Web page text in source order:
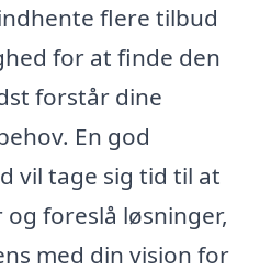
flere tilbud
for at finde den
forstår dine
En god
vil tage sig tid til at
foreslå løsninger,
med din vision for